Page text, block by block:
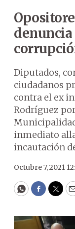
Diputados,
ciudadanos
contra el ex
Rodríguez
inmediato
incautación
Octubre 7, 2021
WhatsApp